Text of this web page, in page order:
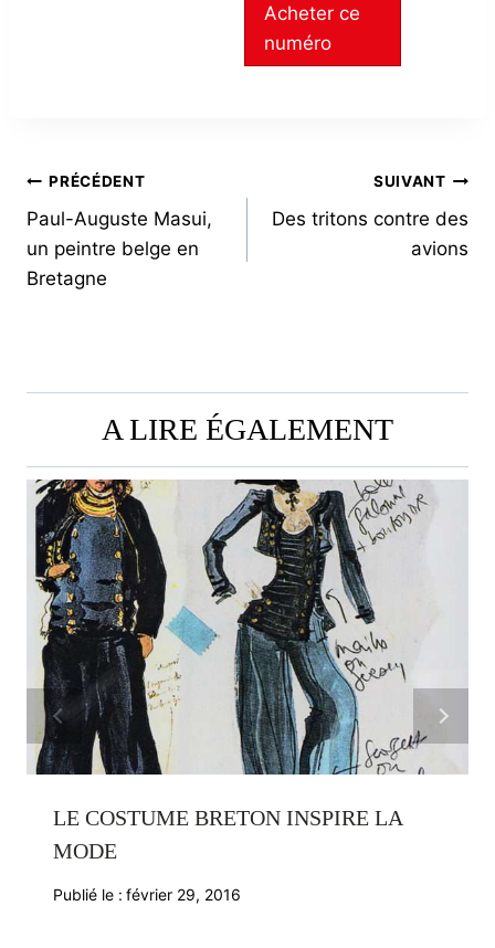
Acheter ce
numéro
NAVIGATION
DE
L’ARTICLE
PRÉCÉDENT
Paul-Auguste Masui,
un peintre belge en
Bretagne
SUIVANT
Des tritons contre des
avions
A LIRE ÉGALEMENT
LE COSTUME BRETON INSPIRE LA
MODE
Publié le : février 29, 2016